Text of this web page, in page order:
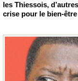
les Thiessois,
crise pour le bien-